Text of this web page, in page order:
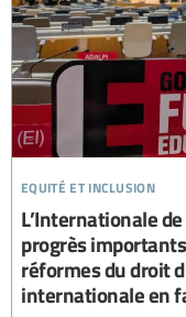
equité et inclusion
L’Internationale
progrès
réformes du droit
internationale en